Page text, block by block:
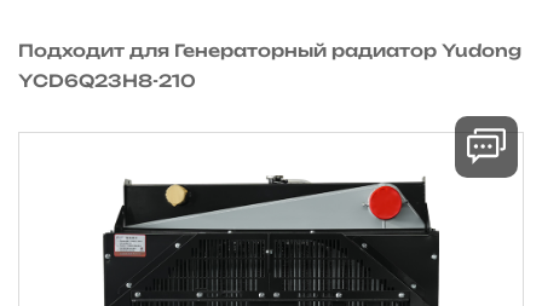
Подходит для Генераторный радиатор Yudong
YCD6Q23H8-210